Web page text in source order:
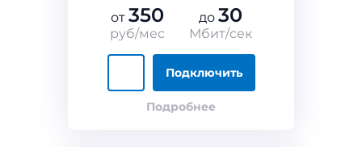
от 350
руб/мес
до 30
Мбит/сек
Подключить
Подробнее